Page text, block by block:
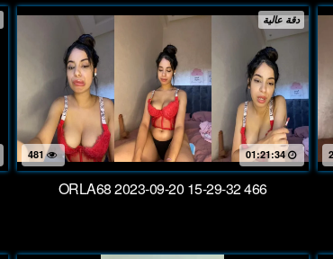
دقة عالية
481 01:21:34
ORLA68 2023-09-20 15-29-32 466